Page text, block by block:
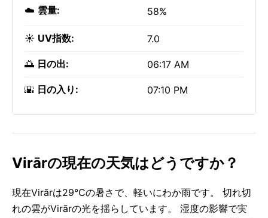
☁️ 雲量: 58%
☀️ UV指数: 7.0
🌅 日の出: 06:17 AM
🌇 日の入り: 07:10 PM
Virārの現在の天気はどうですか？
現在Virārは29°Cの暑さで、軽いにわか雨です。 切れ切
れの雲がVirārの光を揺らしています。 湿度の影響で実